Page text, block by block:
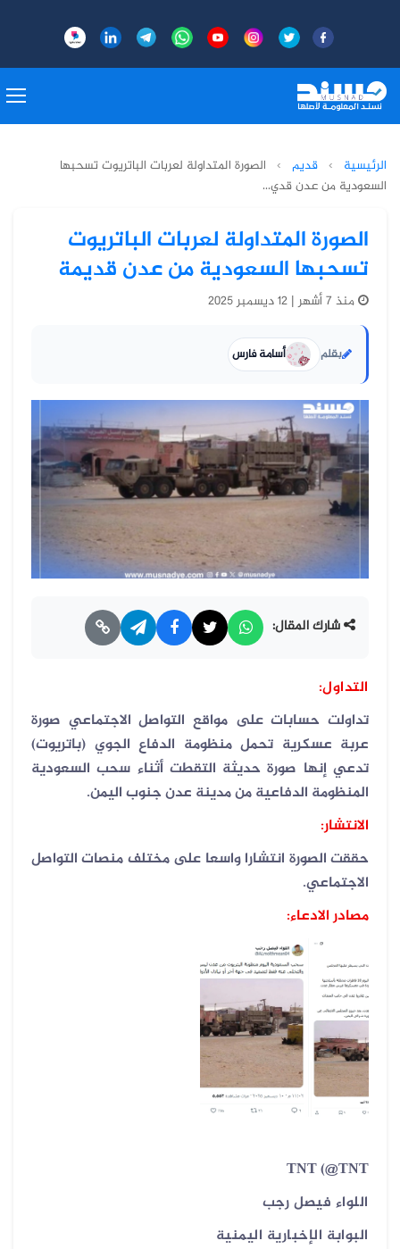
الرئيسية › قديم › الصورة المتداولة لعربات الباتريوت تسحبها
السعودية من عدن قدي...
الصورة المتداولة لعربات الباتريوت
تسحبها السعودية من عدن قديمة
منذ 7 أشهر | 12 ديسمبر 2025
بقلم أسامة فارس
شارك المقال:
التداول:
تداولت حسابات على مواقع التواصل الاجتماعي صورة
عربة عسكرية تحمل منظومة الدفاع الجوي (باتريوت)
تدعي إنها صورة حديثة التقطت أثناء سحب السعودية
المنظومة الدفاعية من مدينة عدن جنوب اليمن.
الانتشار:
حققت الصورة انتشارا واسعا على مختلف منصات التواصل
الاجتماعي.
مصادر الادعاء:
TNT (@TNT
اللواء فيصل رجب
البوابة الإخبارية اليمنية